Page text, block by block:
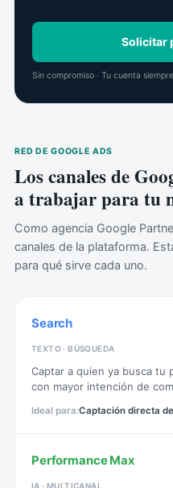
Solicitar
Sin compromiso · Tu cuenta
RED DE GOOGLE ADS
Los canales de
a trabajar para tu
Como agencia Google
canales de la plataforma.
para qué sirve cada uno.
Search
TEXTO · BÚSQUEDA
Captar a quien ya busca tu
con mayor intención de
Captación directa
Performance Max
IA · MULTICANAL